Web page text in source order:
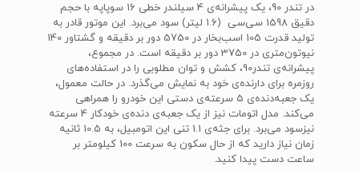
در تندر 90، یک پیشرانه‌ی 4 سیلندر خطی 16 سوپاپه با حجم
دقیق 1598 سی‌سی (1.6 لیتر) سود می‌برد. این موتور قادر به
تولید قدرت 105 اسب‌بخار در 5750 دور بر دقیقه و گشتاور 140
نیوتون‌متری در 3750 دور بر دقیقه است. در مجموع،
پیشرانه‌ی تندر90، کشش و توان مطلوبی را در استفاده‌های
روزمره برای دارنده‌ی خود به نمایش می‌گذرد. در حالت معمول،
یک جعبه‌دنده‌ی 5 سرعته‌ی دستی این خودرو را همراهی
می‌کند. مدل اتومات نیز از یک جعبه‌ی دنده‌‌ی خودکار 4 سرعته
نیزسود می‌برد. برای جثه‌ی 1.1 تنی این اتومبیل، به 10.5 ثانیه
زمان نیاز دارید که از حال سکون به سرعت 100 کیلومتر بر
ساعت دست پیدا کنید.